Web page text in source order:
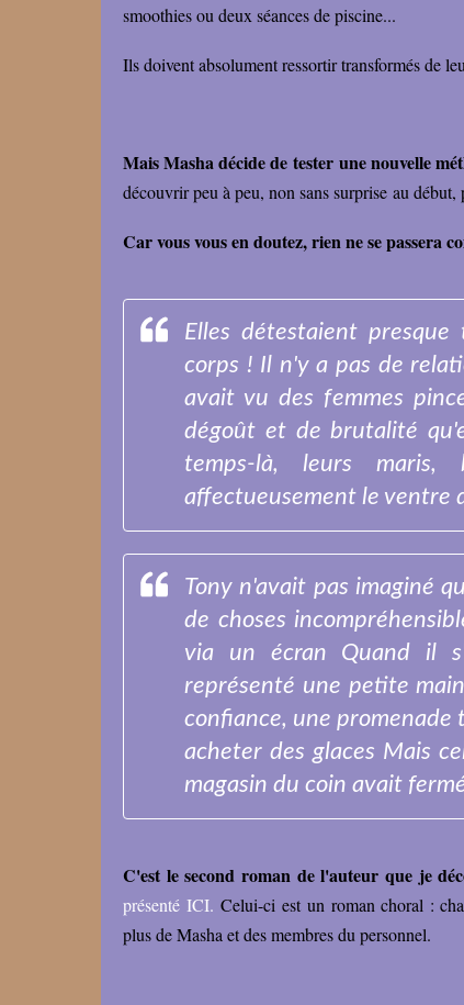
smoothies ou deux séances de piscine...
Ils doivent absolument ressortir transformés de
Mais Masha décide de tester une nouvelle
découvrir peu à peu, non sans surprise au
Car vous vous en doutez, rien ne se passera
Elles détestaient
corps ! Il n'y a pas de
avait vu des femmes
dégoût et de brutalité
temps-là, leurs maris,
affectueusement le ventre
Tony n'avait pas imaginé
de choses
via un écran Quand il
représenté une petite
confiance, une promenade
acheter des glaces Mais
magasin du coin avait
C'est le second roman de l'auteur que je
présenté ICI. Celui-ci est un roman choral :
plus de Masha et des membres du personnel.